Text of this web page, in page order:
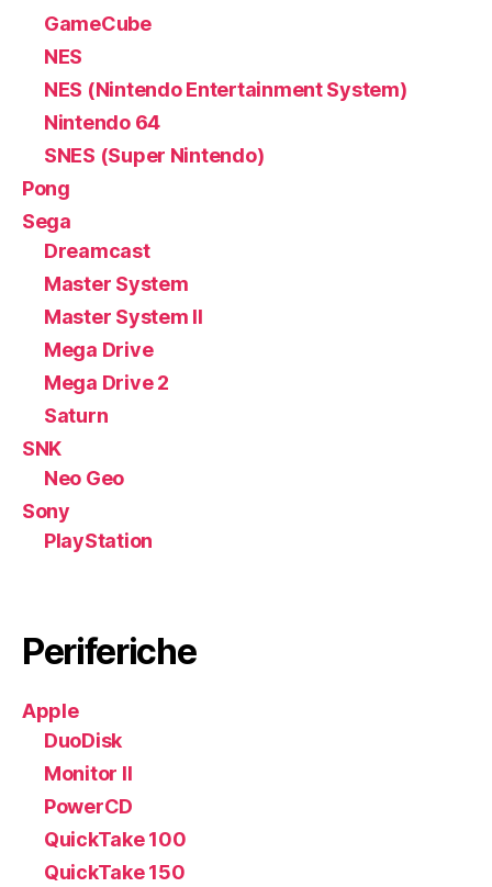
GameCube
NES
NES (Nintendo Entertainment System)
Nintendo 64
SNES (Super Nintendo)
Pong
Sega
Dreamcast
Master System
Master System II
Mega Drive
Mega Drive 2
Saturn
SNK
Neo Geo
Sony
PlayStation
Periferiche
Apple
DuoDisk
Monitor II
PowerCD
QuickTake 100
QuickTake 150